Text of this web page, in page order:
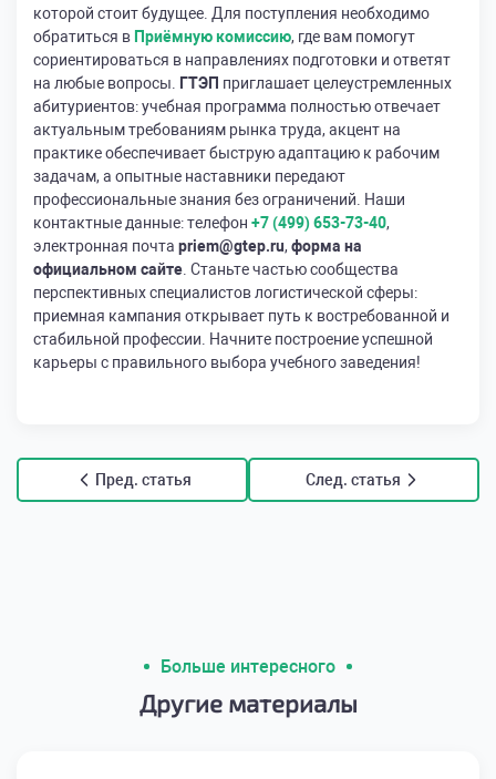
которой стоит будущее. Для поступления необходимо
обратиться в Приёмную комиссию, где вам помогут
сориентироваться в направлениях подготовки и ответят
на любые вопросы.
ГТЭП приглашает целеустремленных
абитуриентов: учебная программа полностью отвечает
актуальным требованиям рынка труда, акцент на
практике обеспечивает быструю адаптацию к рабочим
задачам, а опытные наставники передают
профессиональные знания без ограничений. Наши
контактные данные: телефон +7 (499) 653-73-40,
электронная почта priem@gtep.ru, форма на
официальном сайте . Станьте частью сообщества
перспективных специалистов логистической сферы:
приемная кампания открывает путь к востребованной и
стабильной профессии. Начните построение успешной
карьеры с правильного выбора учебного заведения!
Пред. статья След. статья
Больше интересного
Другие материалы